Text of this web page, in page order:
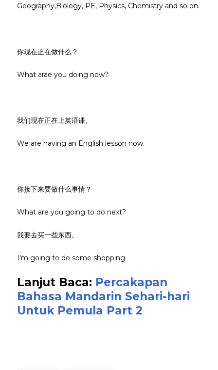
Geography,Biology, PE, Physics, Chemistry and so on.
你现在正在做什么？
What arae you doing now?
我们现在正在上英语课。
We are having an English lesson now.
你接下来要做什么事情？
What are you going to do next?
我要去买一些东西。
I'm going to do some shopping.
Lanjut Baca: Percakapan
Bahasa Mandarin Sehari-hari
Untuk Pemula Part 2